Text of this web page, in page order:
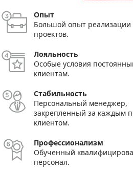
Опыт
Большой опыт
проектов.
Лояльность
Особые условия
клиентам.
Стабильность
Персональный менеджер,
закрепленный за каждым
клиентом.
Профессионализм
Обученный
персонал.